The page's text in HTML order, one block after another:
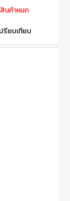
สินค้าหมด
รียบเทียบ